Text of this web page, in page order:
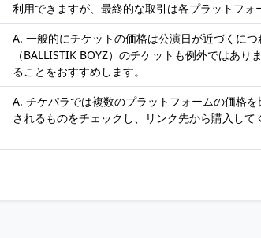
利用できますが、最終的な取引は各プラットフォ
A. 一般的にチケットの価格は公演日が近づくに
（BALLISTIK BOYZ）のチケットも例外ではあ
ることをおすすめします。
A. チケパラでは複数のプラットフォームの価格
されるものをチェックし、リンク先から購入して